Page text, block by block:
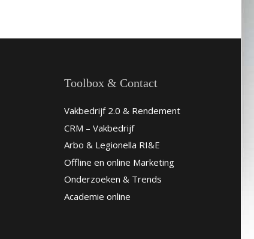
Toolbox & Contact
Vakbedrijf 2.0 & Rendement
CRM – Vakbedrijf
Arbo & Legionella RI&E
Offline en online Marketing
Onderzoeken & Trends
Academie online